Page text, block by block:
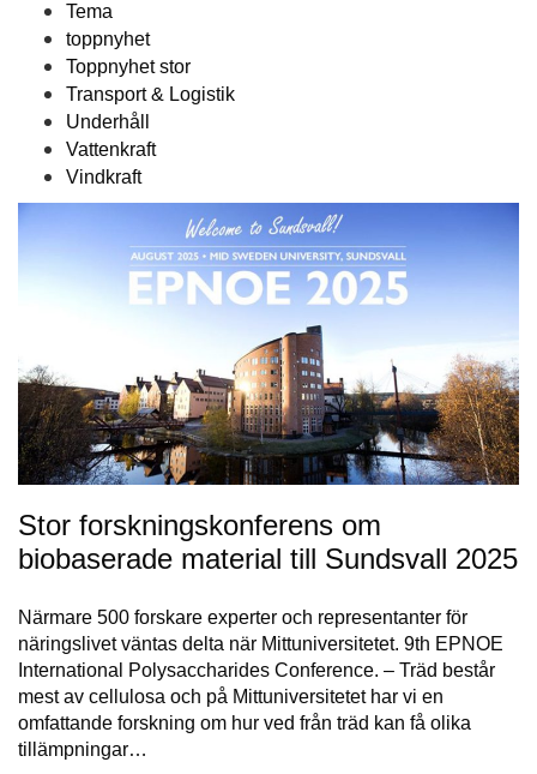
Tema
toppnyhet
Toppnyhet stor
Transport & Logistik
Underhåll
Vattenkraft
Vindkraft
Stor forskningskonferens om
biobaserade material till Sundsvall 2025
Närmare 500 forskare experter och representanter för
näringslivet väntas delta när Mittuniversitetet. 9th EPNOE
International Polysaccharides Conference. – Träd består
mest av cellulosa och på Mittuniversitetet har vi en
omfattande forskning om hur ved från träd kan få olika
tillämpningar…